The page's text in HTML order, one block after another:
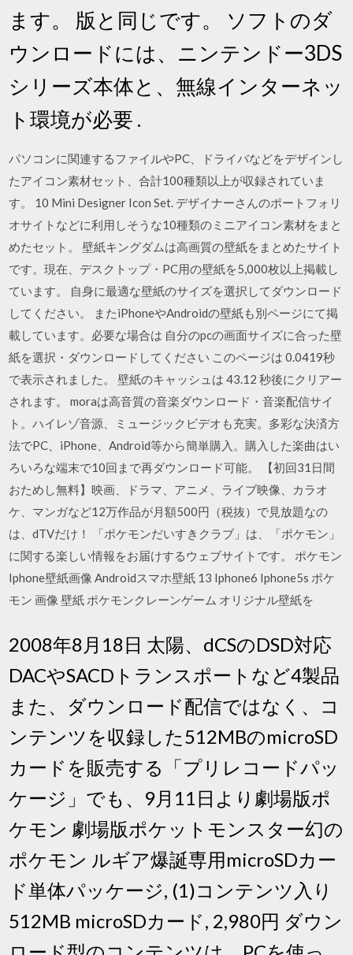
ます。 版と同じです。 ソフトのダ
ウンロードには、ニンテンドー3DS
シリーズ本体と、無線インターネッ
ト環境が必要 .
パソコンに関連するファイルやPC、ドライバなどをデザインし
たアイコン素材セット、合計100種類以上が収録されていま
す。 10 Mini Designer Icon Set. デザイナーさんのポートフォリ
オサイトなどに利用しそうな10種類のミニアイコン素材をまと
めたセット。 壁紙キングダムは高画質の壁紙をまとめたサイト
です。現在、デスクトップ・PC用の壁紙を5,000枚以上掲載し
ています。 自身に最適な壁紙のサイズを選択してダウンロード
してください。 またiPhoneやAndroidの壁紙も別ページにて掲
載しています。必要な場合は 自分のpcの画面サイズに合った壁
紙を選択・ダウンロードしてください このページは 0.0419秒
で表示されました。 壁紙のキャッシュは 43.12 秒後にクリアー
されます。 moraは高音質の音楽ダウンロード・音楽配信サイ
ト。ハイレゾ音源、ミュージックビデオも充実。多彩な決済方
法でPC、iPhone、Android等から簡単購入。購入した楽曲はい
ろいろな端末で10回まで再ダウンロード可能。 【初回31日間
おためし無料】映画、ドラマ、アニメ、ライブ映像、カラオ
ケ、マンガなど12万作品が月額500円（税抜）で見放題なの
は、dTVだけ！ 「ポケモンだいすきクラブ」は、「ポケモン」
に関する楽しい情報をお届けするウェブサイトです。 ポケモン
Iphone壁紙画像 Androidスマホ壁紙 13 Iphone6 Iphone5s ポケ
モン 画像 壁紙 ポケモンクレーンゲーム オリジナル壁紙を
2008年8月18日 太陽、dCSのDSD対応
DACやSACDトランスポートなど4製品
また、ダウンロード配信ではなく、コ
ンテンツを収録した512MBのmicroSD
カードを販売する「プリレコードパッ
ケージ」でも、9月11日より劇場版ポ
ケモン 劇場版ポケットモンスター幻の
ポケモン ルギア爆誕専用microSDカー
ド単体パッケージ, (1)コンテンツ入り
512MB microSDカード, 2,980円 ダウン